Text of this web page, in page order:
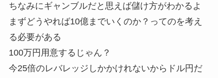
ちなみにギャンブルだと思えば儲け方がわかるよ
まずどうやれば10億までいくのか？ってのを考え
る必要がある
100万円用意するじゃん？
今25倍のレバレッジしかかけれないからドル円だ